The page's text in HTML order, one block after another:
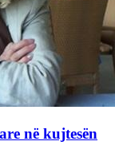
në kujtesën